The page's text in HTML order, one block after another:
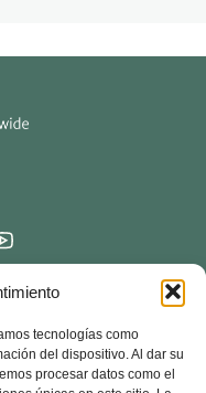
tecnologías como
del dispositivo. Al dar su
procesar datos como el
Francia